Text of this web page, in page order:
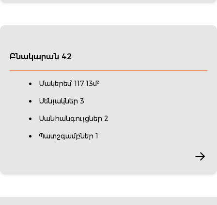
Բնակարան 42
Մակերես՝ 117.13մ²
Սենյակներ 3
Սանհանգույցներ 2
Պատշգամբներ 1